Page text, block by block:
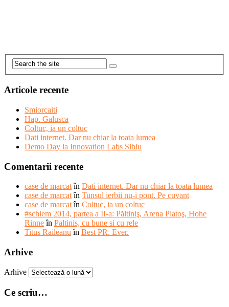
Articole recente
Smiorcaiti
Hap. Galusca
Coltuc, ia un coltuc
Dati internet. Dar nu chiar la toata lumea
Demo Day la Innovation Labs Sibiu
Comentarii recente
case de marcatîn Dati internet. Dar nu chiar la toata lumea
case de marcatîn Tunsul ierbii nu-i pont. Pe cuvant
case de marcatîn Coltuc, ia un coltuc
#schiem 2014, partea a II-a: Păltiniş, Arena Platoş, Hohe
Rinneîn Paltinis, cu bune si cu rele
Titus Raileanuîn Best PR. Ever.
Arhive
Arhive
Ce scriu…